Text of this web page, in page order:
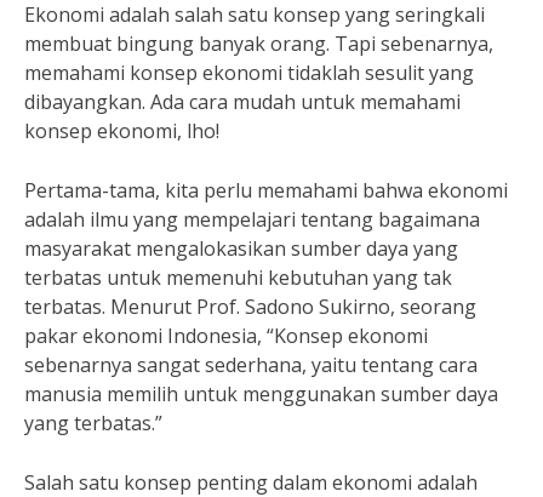
Ekonomi adalah salah satu konsep yang seringkali
membuat bingung banyak orang. Tapi sebenarnya,
memahami konsep ekonomi tidaklah sesulit yang
dibayangkan. Ada cara mudah untuk memahami
konsep ekonomi, lho!
Pertama-tama, kita perlu memahami bahwa ekonomi
adalah ilmu yang mempelajari tentang bagaimana
masyarakat mengalokasikan sumber daya yang
terbatas untuk memenuhi kebutuhan yang tak
terbatas. Menurut Prof. Sadono Sukirno, seorang
pakar ekonomi Indonesia, “Konsep ekonomi
sebenarnya sangat sederhana, yaitu tentang cara
manusia memilih untuk menggunakan sumber daya
yang terbatas.”
Salah satu konsep penting dalam ekonomi adalah